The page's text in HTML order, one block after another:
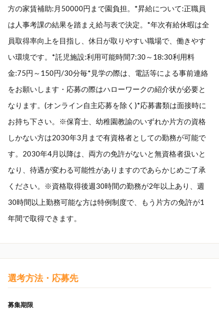
方の家賃補助:月50000円まで園負担。*昇給について:正職員
は人事考課の結果を踏まえ給与表で決定。*年次有給休暇は全
員取得率向上を目指し、休日が取りやすい職場で、働きやす
い環境です。*託児施設:利用可能時間7:30～18:30利用料
金:75円～150円/30分毎*見学の際は、電話等による事前連絡
をお願いします・応募の際はハローワークの紹介状が必要と
なります。(オンライン自主応募を除く)*応募書類は面接時に
お持ち下さい。※保育士、幼稚園教諭のいずれか片方の資格
しかない方は2030年3月まで有資格者としての勤務が可能で
す。2030年4月以降は、両方の免許がないと無資格者扱いと
なり、待遇が変わる可能性がありますのであらかじめご了承
ください。※資格取得後週30時間の勤務が2年以上あり、週
30時間以上勤務可能な方は特例制度で、もう片方の免許が1
年間で取得できます。
選考方法・応募先
募集期限